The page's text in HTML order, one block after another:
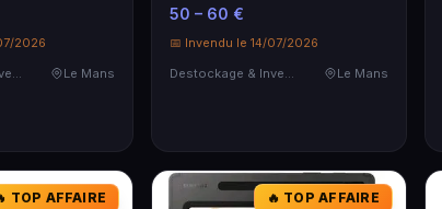
2026
Le Mans
50 – 60 €
📅 Invendu le 14/07/2026
Le Mans
TOP AFFAIRE 🔥 TOP AFFAIRE